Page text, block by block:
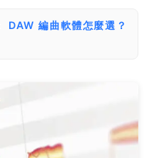
DAW 編曲軟體怎麼選？